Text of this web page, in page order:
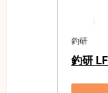
釣研
釣研